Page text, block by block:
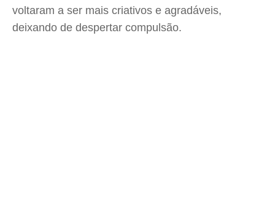
voltaram a ser mais criativos e agradáveis,
deixando de despertar compulsão.